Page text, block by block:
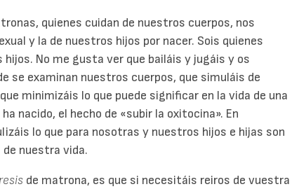
quienes cuidan de nuestros cuerpos, nos
y la de nuestros hijos por nacer. Sois quienes
No me gusta ver que bailáis y jugáis y os
se examinan nuestros cuerpos, que simuláis de
minimizáis lo que puede significar en la vida de una
nacido, el hecho de «subir la oxitocina». En
lo que para nosotras y nuestros hijos e hijas son
nuestra vida.
resis de matrona, es que si necesitáis reiros de vuestra